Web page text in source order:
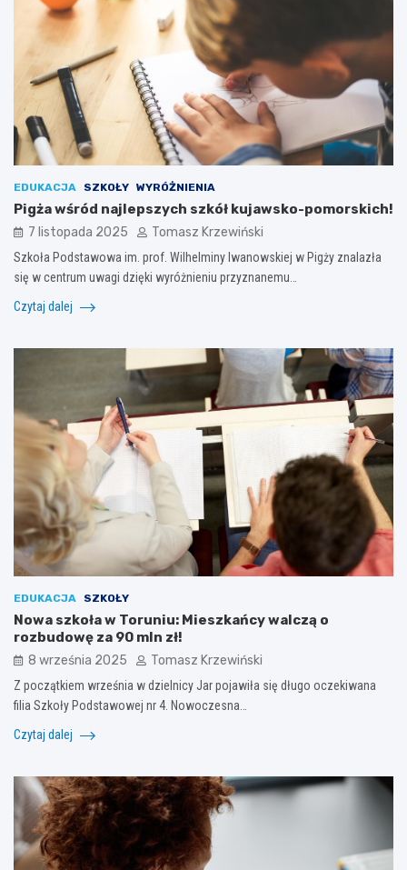
EDUKACJA SZKOŁY WYRÓŻNIENIA
Pigża wśród najlepszych szkół kujawsko-pomorskich!
7 listopada 2025 Tomasz Krzewiński
Szkoła Podstawowa im. prof. Wilhelminy Iwanowskiej w Pigży znalazła
się w centrum uwagi dzięki wyróżnieniu przyznanemu…
Czytaj dalej
EDUKACJA SZKOŁY
Nowa szkoła w Toruniu: Mieszkańcy walczą o
rozbudowę za 90 mln zł!
8 września 2025 Tomasz Krzewiński
Z początkiem września w dzielnicy Jar pojawiła się długo oczekiwana
filia Szkoły Podstawowej nr 4. Nowoczesna…
Czytaj dalej